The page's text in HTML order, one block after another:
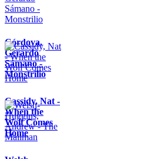
Córdova,
Gerardo
Sámano -
Monstrilio
Cassidy, Nat -
When the
Wolf Comes
Home